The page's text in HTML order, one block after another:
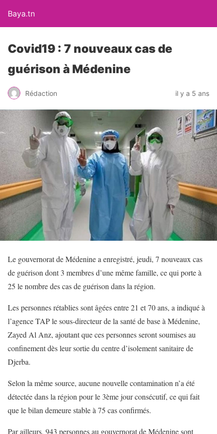
Baya.tn
Covid19 : 7 nouveaux cas de
guérison à Médenine
Rédaction il y a 5 ans
Le gouvernorat de Médenine a enregistré, jeudi, 7 nouveaux cas
de guérison dont 3 membres d’une même famille, ce qui porte à
25 le nombre des cas de guérison dans la région.
Les personnes rétablies sont âgées entre 21 et 70 ans, a indiqué à
l’agence TAP le sous-directeur de la santé de base à Médenine,
Zayed Al Anz, ajoutant que ces personnes seront soumises au
confinement dès leur sortie du centre d’isolement sanitaire de
Djerba.
Selon la même source, aucune nouvelle contamination n’a été
détectée dans la région pour le 3ème jour consécutif, ce qui fait
que le bilan demeure stable à 75 cas confirmés.
Par ailleurs, 943 personnes au gouvernorat de Médenine sont